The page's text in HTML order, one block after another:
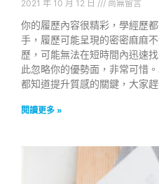
2021 年 10 月 12 日 尚無留言
你的履歷內容很精彩，學經歷
手，履歷可能呈現的密密麻麻
歷，可能無法在短時間內迅速
此忽略你的優勢面，非常可惜
都知道提升質感的關鍵，大家趕
閱讀更多 »